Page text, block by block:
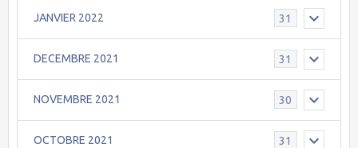
JANVIER 2022 31
DECEMBRE 2021 31
NOVEMBRE 2021 30
OCTOBRE 2021 31